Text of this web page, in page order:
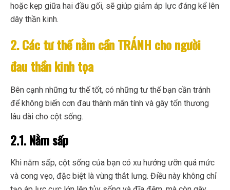
hoặc kẹp giữa hai đầu gối, sẽ giúp giảm áp lực đáng kể lên
dây thần kinh.
2. Các tư thế nằm cần TRÁNH cho người
đau thần kinh tọa
Bên cạnh những tư thế tốt, có những tư thế bạn cần tránh
để không biến cơn đau thành mãn tính và gây tổn thương
lâu dài cho cột sống.
2.1. Nằm sấp
Khi nằm sấp, cột sống của bạn có xu hướng ưỡn quá mức
và cong vẹo, đặc biệt là vùng thắt lưng. Điều này không chỉ